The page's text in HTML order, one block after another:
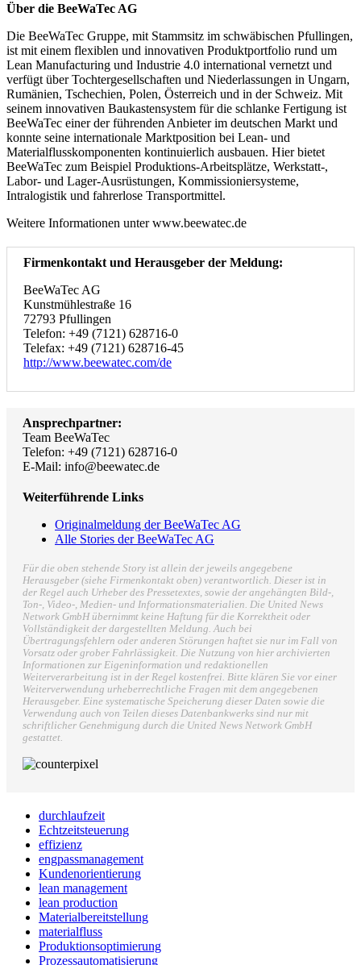
Über die BeeWaTec AG
Die BeeWaTec Gruppe, mit Stammsitz im schwäbischen Pfullingen,
ist mit einem flexiblen und innovativen Produktportfolio rund um
Lean Manufacturing und Industrie 4.0 international vernetzt und
verfügt über Tochtergesellschaften und Niederlassungen in Ungarn,
Rumänien, Tschechien, Polen, Österreich und in der Schweiz. Mit
seinem innovativen Baukastensystem für die schlanke Fertigung ist
BeeWaTec einer der führenden Anbieter im deutschen Markt und
konnte seine internationale Marktposition bei Lean- und
Materialflusskomponenten kontinuierlich ausbauen. Hier bietet
BeeWaTec zum Beispiel Produktions-Arbeitsplätze, Werkstatt-,
Labor- und Lager-Ausrüstungen, Kommissioniersysteme,
Intralogistik und fahrerlose Transportmittel.
Weitere Informationen unter www.beewatec.de
Firmenkontakt und Herausgeber der Meldung:
BeeWaTec AG
Kunstmühlestraße 16
72793 Pfullingen
Telefon: +49 (7121) 628716-0
Telefax: +49 (7121) 628716-45
http://www.beewatec.com/de
Ansprechpartner:
Team BeeWaTec
Telefon: +49 (7121) 628716-0
E-Mail: info@beewatec.de
Weiterführende Links
Originalmeldung der BeeWaTec AG
Alle Stories der BeeWaTec AG
Für die oben stehende Story ist allein der jeweils angegebene
Herausgeber (siehe Firmenkontakt oben) verantwortlich. Dieser ist in
der Regel auch Urheber des Pressetextes, sowie der angehängten Bild-,
Ton-, Video-, Medien- und Informationsmaterialien. Die United News
Network GmbH übernimmt keine Haftung für die Korrektheit oder
Vollständigkeit der dargestellten Meldung. Auch bei
Übertragungsfehlern oder anderen Störungen haftet sie nur im Fall von
Vorsatz oder grober Fahrlässigkeit. Die Nutzung von hier archivierten
Informationen zur Eigeninformation und redaktionellen
Weiterverarbeitung ist in der Regel kostenfrei. Bitte klären Sie vor einer
Weiterverwendung urheberrechtliche Fragen mit dem angegebenen
Herausgeber. Eine systematische Speicherung dieser Daten sowie die
Verwendung auch von Teilen dieses Datenbankwerks sind nur mit
schriftlicher Genehmigung durch die United News Network GmbH
gestattet.
durchlaufzeit
Echtzeitsteuerung
effizienz
engpassmanagement
Kundenorientierung
lean management
lean production
Materialbereitstellung
materialfluss
Produktionsoptimierung
Prozessautomatisierung